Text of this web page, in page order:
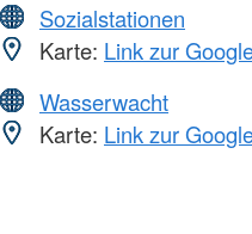
Sozialstationen
Karte: Link zur
Wasserwacht
Karte: Link zur